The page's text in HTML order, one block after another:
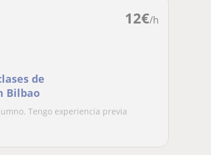
12€/h
de
Bilbao
Tengo experiencia previa